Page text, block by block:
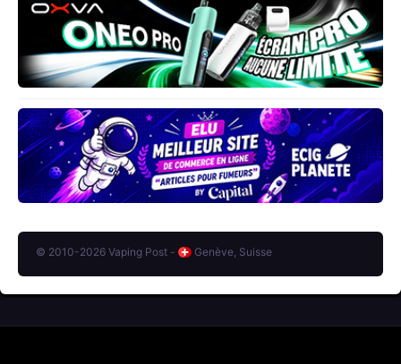
© 2010-2026 Vaping Post - Genève, Suisse